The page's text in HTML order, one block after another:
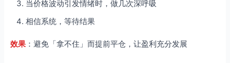
当价格波动引发情绪时，做几次深呼吸
相信系统，等待结果
效果 ：避免「拿不住」而提前平仓，让盈利充分发展